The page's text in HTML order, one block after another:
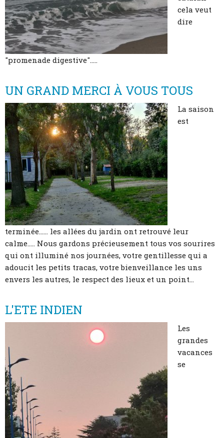
cela veut
dire
"promenade digestive".....
UN GRAND MERCI À VOUS TOUS
La saison
est
terminée...... les allées du jardin ont retrouvé leur
calme..... Nous gardons précieusement tous vos sourires
qui ont illuminé nos journées, votre gentillesse qui a
adoucit les petits tracas, votre bienveillance les uns
envers les autres, le respect des lieux et un point...
L'ETE INDIEN
Les
grandes
vacances
se